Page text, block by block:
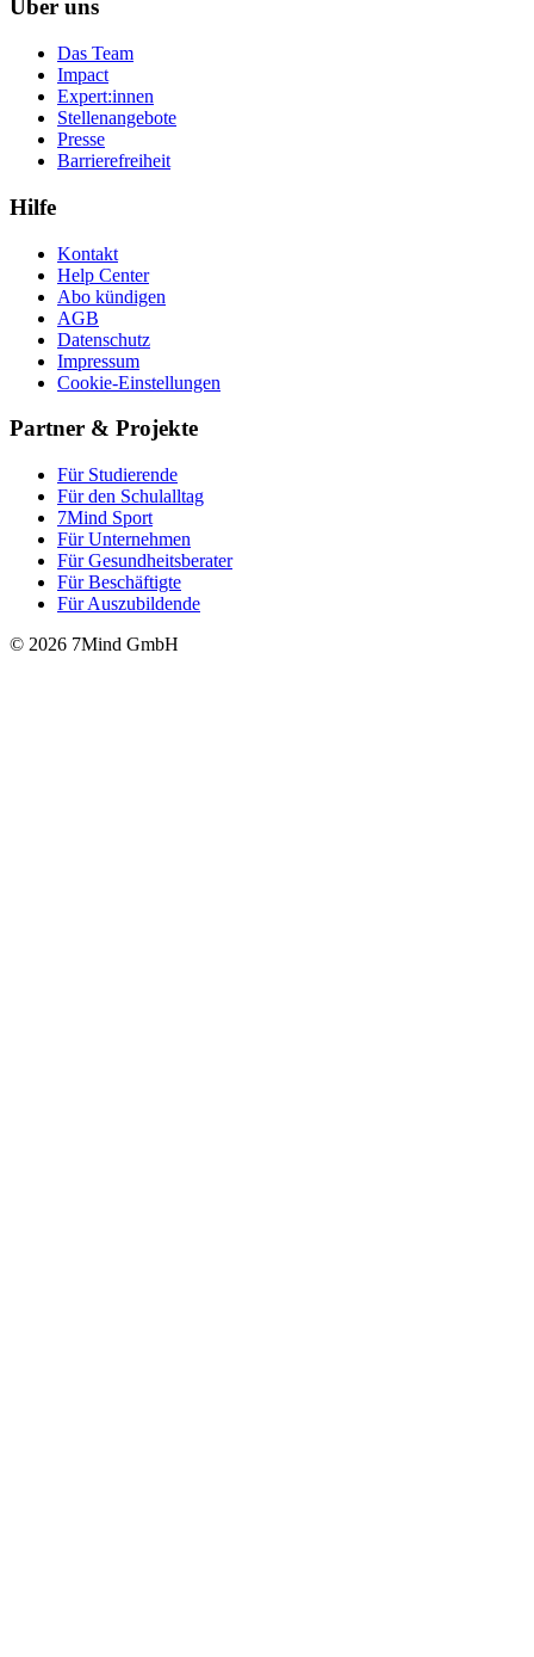
Über uns
Das Team
Impact
Expert:innen
Stellenangebote
Presse
Barrierefreiheit
Hilfe
Kontakt
Help Center
Abo kündigen
AGB
Datenschutz
Impressum
Cookie-Einstellungen
Partner & Projekte
Für Stu­die­rende
Für den Schulalltag
7Mind Sport
Für Unter­neh­men
Für Gesund­heits­be­ra­ter
Für Beschäftigte
Für Auszubildende
© 2026 7Mind GmbH